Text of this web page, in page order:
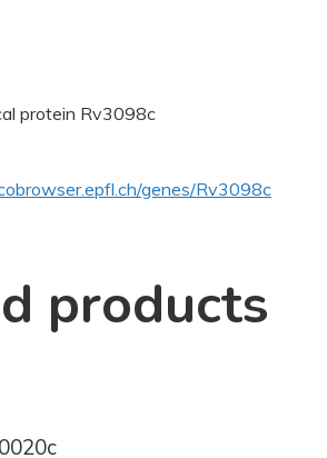
protein Rv3098c
genes/Rv3098c
products